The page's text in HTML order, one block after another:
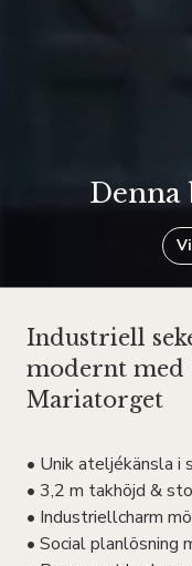
Denna
Industriell
modernt med
Mariatorget
• Unik ateljékänsla
• 3,2 m takhöjd &
• Industriellcharm
• Social planlösning